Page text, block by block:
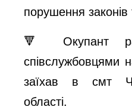
порушення законів
🔻 Окупант
співслужбовцями
заїхав в смт
області.